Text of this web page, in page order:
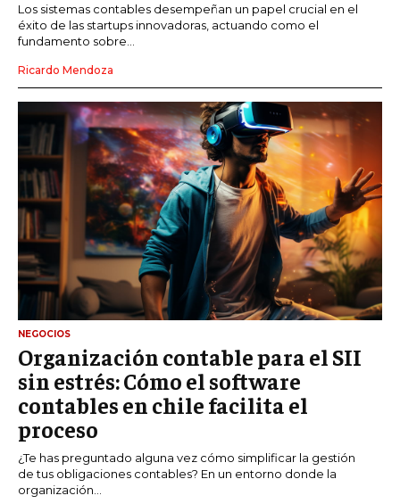
Los sistemas contables desempeñan un papel crucial en el
éxito de las startups innovadoras, actuando como el
fundamento sobre...
Ricardo Mendoza
NEGOCIOS
Organización contable para el SII
sin estrés: Cómo el software
contables en chile facilita el
proceso
¿Te has preguntado alguna vez cómo simplificar la gestión
de tus obligaciones contables? En un entorno donde la
organización...